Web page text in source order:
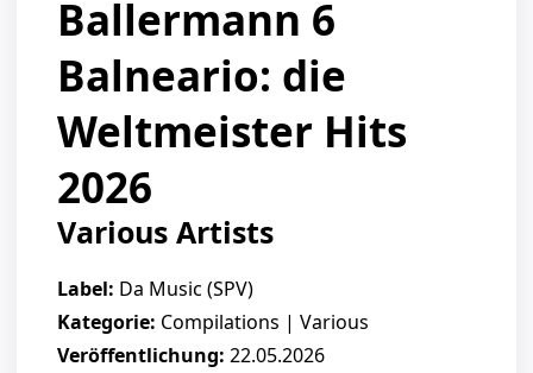
Ballermann 6
Balneario: die
Weltmeister Hits
2026
Various Artists
Label: Da Music (SPV)
Kategorie: Compilations | Various
Veröffentlichung: 22.05.2026